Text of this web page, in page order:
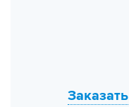
Заказать